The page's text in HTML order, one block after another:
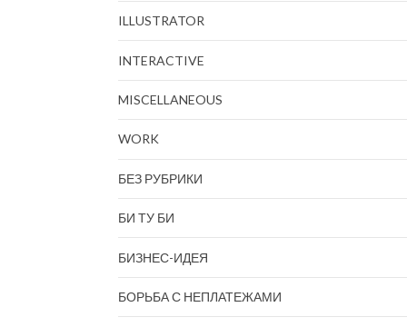
ILLUSTRATOR
INTERACTIVE
MISCELLANEOUS
WORK
БЕЗ РУБРИКИ
БИ ТУ БИ
БИЗНЕС-ИДЕЯ
БОРЬБА С НЕПЛАТЕЖАМИ